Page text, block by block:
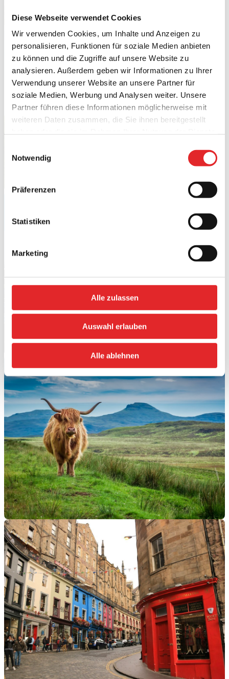
Diese Webseite verwendet Cookies
Wir verwenden Cookies, um Inhalte und Anzeigen zu
personalisieren, Funktionen für soziale Medien anbieten
zu können und die Zugriffe auf unsere Website zu
analysieren. Außerdem geben wir Informationen zu Ihrer
Verwendung unserer Website an unsere Partner für
soziale Medien, Werbung und Analysen weiter. Unsere
Partner führen diese Informationen möglicherweise mit
weiteren Daten zusammen, die Sie ihnen bereitgestellt
Notwendig
Präferenzen
Statistiken
Marketing
Alle zulassen
Auswahl erlauben
Alle ablehnen